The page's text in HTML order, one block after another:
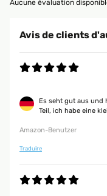
Aucune évaluation
Avis de clients
Es seht gut aus und
Teil, ich habe eine
Amazon-Benutzer
Traduire